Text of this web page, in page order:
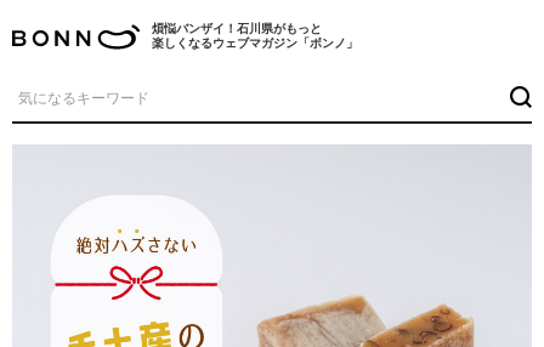
煩悩バンザイ！石川県がもっと
楽しくなるウェブマガジン「ボンノ」